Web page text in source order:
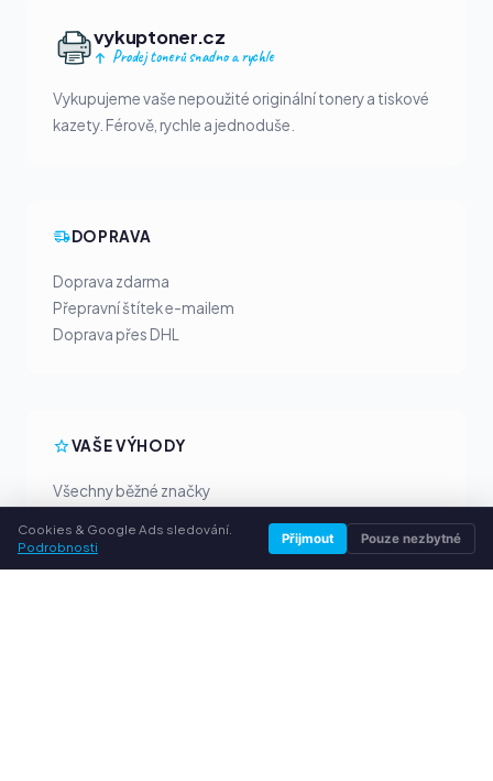
vykuptoner.cz
Prodej tonerů snadno a rychle
Vykupujeme vaše nepoužité originální tonery a tiskové
kazety. Férově, rychle a jednoduše.
DOPRAVA
Doprava zdarma
Přepravní štítek e-mailem
Doprava přes DHL
VAŠE VÝHODY
Všechny běžné značky
Peníze předem přes PayPal
Osobní poradenství
Cookies & Google Ads sledování.
Podrobnosti
Přijmout Pouze nezbytné